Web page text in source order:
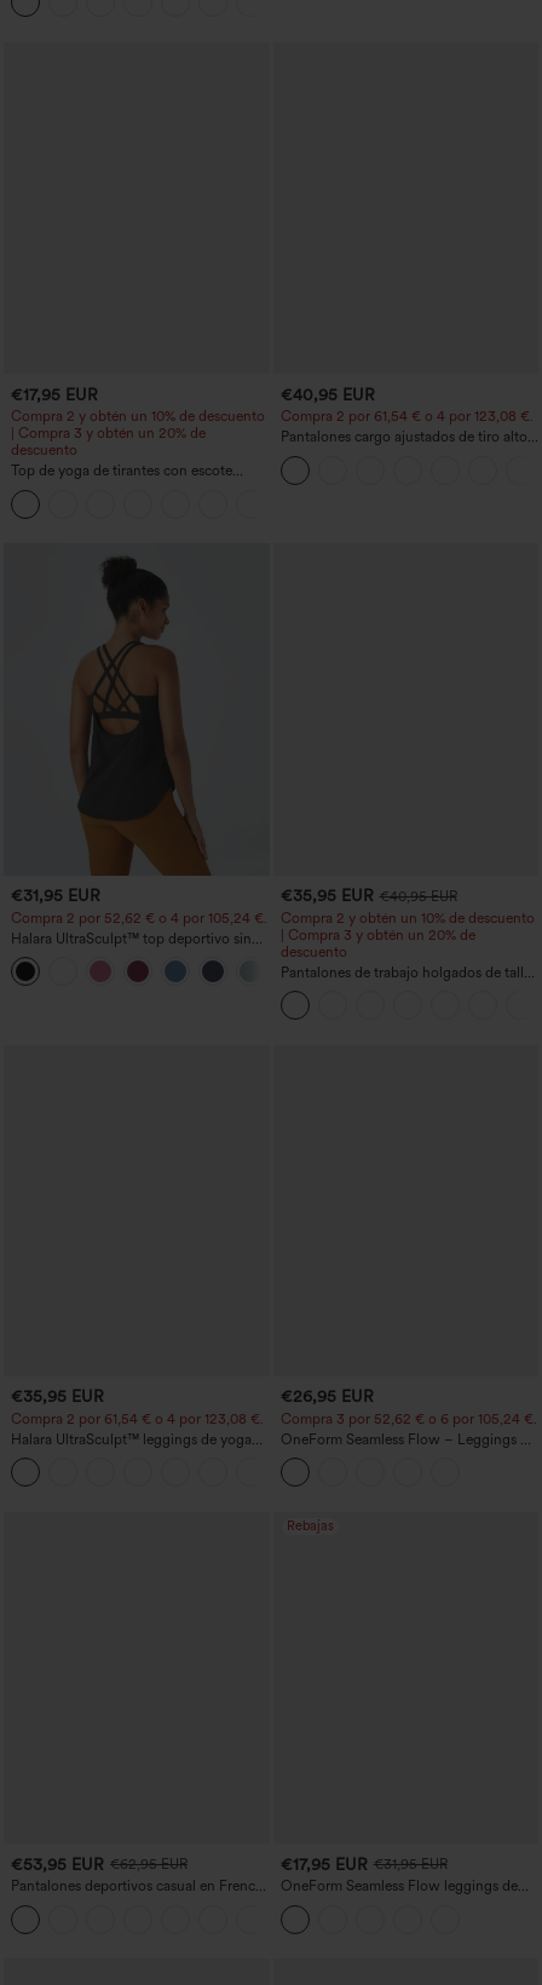
€17,95 EUR
Compra 2 y obtén un 10% de descuento
| Compra 3 y obtén un 20% de
descuento
Top de yoga de tirantes con escote
redondo, fruncido y tacto fresco -
UPF50+
€40,95 EUR
Compra 2 por 61,54 € o 4 por 123,08 €.
Pantalones cargo ajustados de tiro alto
con múltiples bolsillos y cremallera con
botones
€31,95 EUR
Compra 2 por 52,62 € o 4 por 105,24 €.
Halara UltraSculpt™ top deportivo sin
mangas con escote redondo y bajo
curvo
+11
€35,95 EUR €40,95 EUR
Compra 2 y obtén un 10% de descuento
| Compra 3 y obtén un 20% de
descuento
Pantalones de trabajo holgados de talle
medio con bolsillos y pernera estilo
barril
€35,95 EUR
Compra 2 por 61,54 € o 4 por 123,08 €.
Halara UltraSculpt™ leggings de yoga
bootcut de talle alto con control
abdominal, efecto moldeador y bolsillos
€26,95 EUR
Compra 3 por 52,62 € o 6 por 105,24 €.
OneForm Seamless Flow – Leggings de
yoga sin costuras, tiro medio, control de
abdomen y realce de glúteos
€53,95 EUR €62,95 EUR
Pantalones deportivos casual en French
terry con estampado denim, tiro medio,
estilo jeans y bolsillos
Rebajas
€17,95 EUR €31,95 EUR
OneForm Seamless Flow leggings de
yoga de talle alto con control abdominal
y realce de glúteos